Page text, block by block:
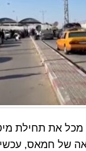
ב-7 במאי מסמל יותר
של חמאס,